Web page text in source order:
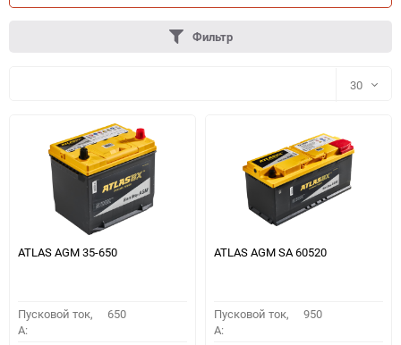
Фильтр
30
30
60
ATLAS AGM 35-650
Пусковой ток,
A:
650
ATLAS AGM SA 60520
Пусковой ток,
A:
950